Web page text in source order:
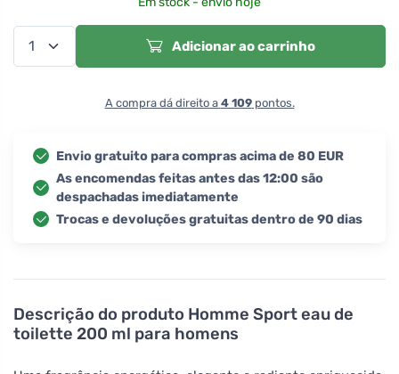
Descrição do produto Homme Sport eau de
toilette 200 ml para homens
Adicionar ao carrinho
A compra dá direito a 4 109pontos.
Envio gratuito para compras acima de 80 EUR
As encomendas feitas antes das 12:00 são
despachadas imediatamente
Trocas e devoluções gratuitas dentro de 90 dias